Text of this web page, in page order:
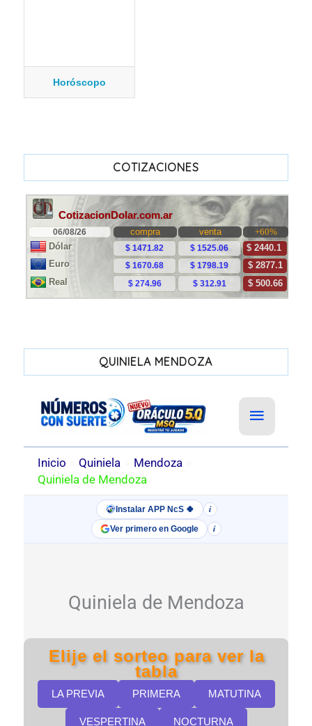
Horóscopo
COTIZACIONES
QUINIELA MENDOZA